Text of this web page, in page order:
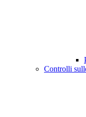
Controlli